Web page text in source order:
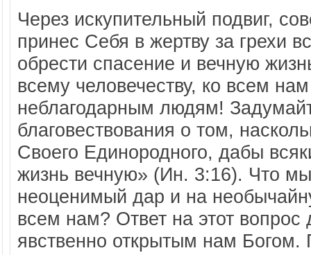
Через искупительный подвиг,
принес Себя в жертву за грехи
обрести спасение и вечную
всему человечеству, ко всем
неблагодарным людям!
благовествования о том,
Своего Единородного, дабы
жизнь вечную» (Ин. 3:16). Что
неоценимый дар и на
всем нам? Ответ на этот
явственно открытым нам